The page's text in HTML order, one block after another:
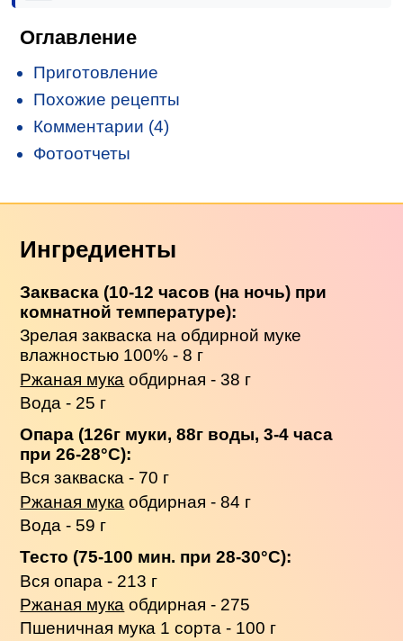
Оглавление
Приготовление
Похожие рецепты
Комментарии (4)
Фотоотчеты
Ингредиенты
Закваска (10-12 часов (на ночь) при
комнатной температуре):
Зрелая закваска на обдирной муке
влажностью 100% - 8 г
Ржаная мука обдирная - 38 г
Вода - 25 г
Опара (126г муки, 88г воды, 3-4 часа
при 26-28°С):
Вся закваска - 70 г
Ржаная мука обдирная - 84 г
Вода - 59 г
Тесто (75-100 мин. при 28-30°С):
Вся опара - 213 г
Ржаная мука обдирная - 275
Пшеничная мука 1 сорта - 100 г